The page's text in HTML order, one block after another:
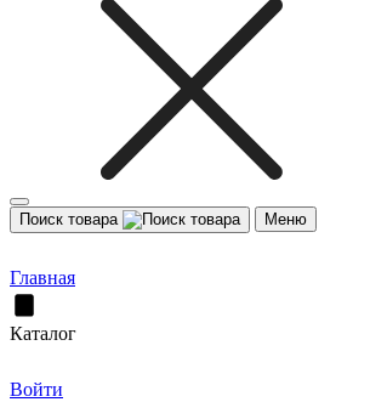
Поиск товара Меню
Главная
Каталог
Войти